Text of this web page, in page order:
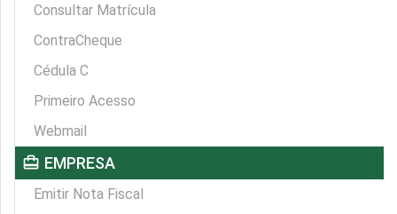
Consultar Matrícula
ContraCheque
Cédula C
Primeiro Acesso
Webmail
card_travel EMPRESA
Emitir Nota Fiscal